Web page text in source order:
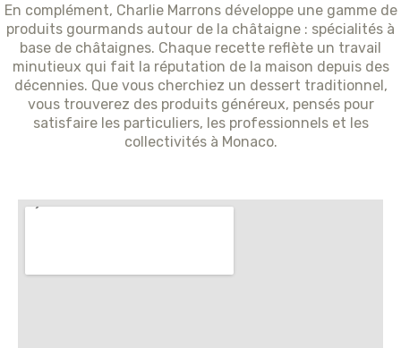
En complément, Charlie Marrons développe une gamme de
produits gourmands autour de la châtaigne : spécialités à
base de châtaignes. Chaque recette reflète un travail
minutieux qui fait la réputation de la maison depuis des
décennies. Que vous cherchiez un dessert traditionnel,
vous trouverez des produits généreux, pensés pour
satisfaire les particuliers, les professionnels et les
collectivités à Monaco.